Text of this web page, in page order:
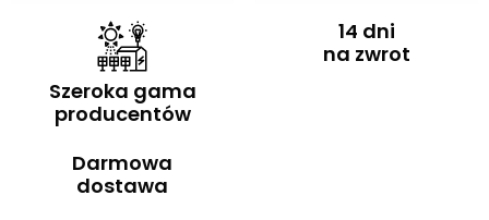
Szeroka gama
producentów
14 dni
na zwrot
Darmowa
dostawa